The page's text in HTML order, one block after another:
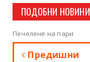
ПОДОБНИ НОВИНИ
Печелене на пари
Предишни